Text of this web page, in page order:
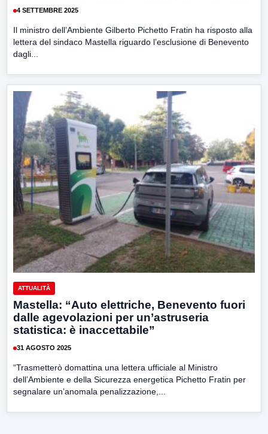
4 SETTEMBRE 2025
Il ministro dell’Ambiente Gilberto Pichetto Fratin ha risposto alla
lettera del sindaco Mastella riguardo l’esclusione di Benevento
dagli...
ATTUALITÀ
Mastella: “Auto elettriche, Benevento fuori
dalle agevolazioni per un’astruseria
statistica: è inaccettabile”
31 AGOSTO 2025
“Trasmetterò domattina una lettera ufficiale al Ministro
dell’Ambiente e della Sicurezza energetica Pichetto Fratin per
segnalare un’anomala penalizzazione,...